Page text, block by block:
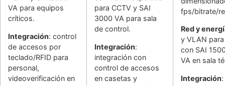
VA para equipos
críticos.
Integración: control
de accesos por
teclado/RFID para
personal,
videoverificación en
para CCTV y SAI
3000 VA para sala
de control.
Integración:
integración con
control de accesos
en casetas y
fps/bitrate/
Red y
y VLAN para
con SAI
VA en sala
Integración